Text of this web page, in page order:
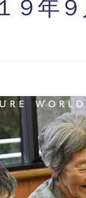
９年